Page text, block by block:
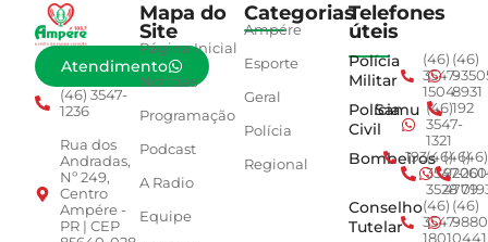
Atendimento
(46) 3547-
1236
Rua dos
Andradas,
Nº 249,
Centro
Ampére -
PR | CEP
Mapa do
Site
Página Inicial
Notícias
Programação
Podcast
A Radio
Equipe
Categorias
Ampére
Esporte
Geral
Polícia
Regional
Telefones
úteis
Polícia
Militar
(46)
3547-
1504
(46)
8931
Polícia
Civil
Samu (46)
3547-
1321
192
Bombeiros
193(46)
3547-
3528
(46)
4779
(46)
Conselho
Tutelar
(46)
3547-
1801
(46)
0441